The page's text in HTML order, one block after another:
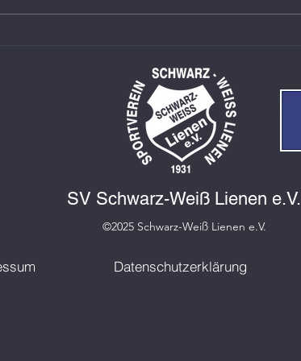
SV Schwarz-Weiß Lienen e.V.
©2025 Schwarz-Weiß Lienen e.V.
Datenschutzerklärung